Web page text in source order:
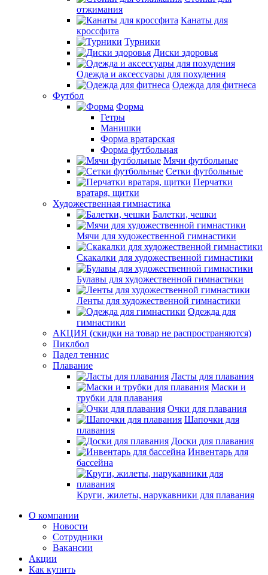
отжимания
Канаты для
кроссфита
Турники
Диски здоровья
Одежда и аксессуары для похудения
Одежда для фитнеса
Футбол
Форма
Гетры
Манишки
Форма вратарская
Форма футбольная
Мячи футбольные
Сетки футбольные
Перчатки
вратаря, щитки
Художественная гимнастика
Балетки, чешки
Мячи для художественной гимнастики
Скакалки для художественной гимнастики
Булавы для художественной гимнастики
Ленты для художественной гимнастики
Одежда для
гимнастики
АКЦИЯ (скидки на товар не распространяются)
Пиклбол
Падел теннис
Плавание
Ласты для плавания
Маски и
трубки для плавания
Очки для плавания
Шапочки для
плавания
Доски для плавания
Инвентарь для
бассейна
Круги, жилеты, нарукавники для плавания
О компании
Новости
Сотрудники
Вакансии
Акции
Как купить